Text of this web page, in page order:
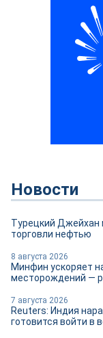
Новости
Турецкий Джейхан
торговли нефтью
8 августа 2026
Минфин ускоряет
месторождений —
7 августа 2026
Reuters: Индия
готовится войти в